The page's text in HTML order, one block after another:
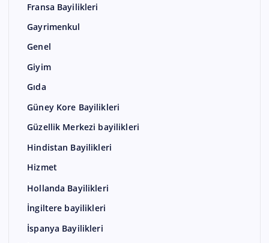
Fransa Bayilikleri
Gayrimenkul
Genel
Giyim
Gıda
Güney Kore Bayilikleri
Güzellik Merkezi bayilikleri
Hindistan Bayilikleri
Hizmet
Hollanda Bayilikleri
İngiltere bayilikleri
İspanya Bayilikleri